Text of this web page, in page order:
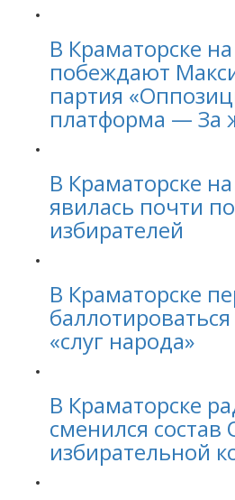
В Краматорске
побеждают
партия
платформа — За
В Краматорске
явилась почти
избирателей
В Краматорске
«слуг народа»
В Краматорске
сменился
избирательной